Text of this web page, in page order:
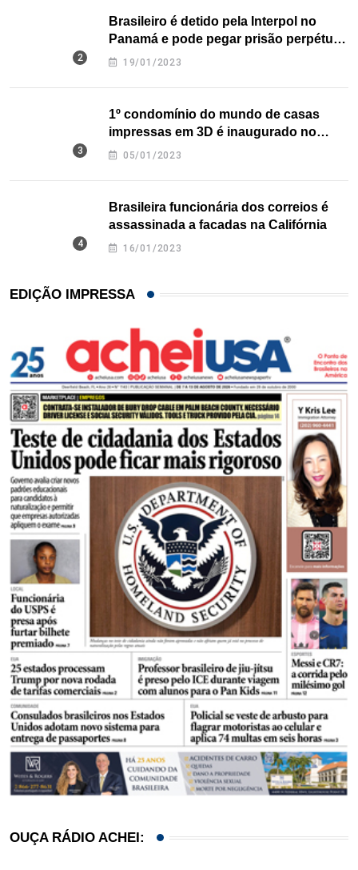
Brasileiro é detido pela Interpol no
Panamá e pode pegar prisão perpétua
nos EUA
19/01/2023
1º condomínio do mundo de casas
impressas em 3D é inaugurado no
Texas
05/01/2023
Brasileira funcionária dos correios é
assassinada a facadas na Califórnia
16/01/2023
EDIÇÃO IMPRESSA
OUÇA RÁDIO ACHEI: